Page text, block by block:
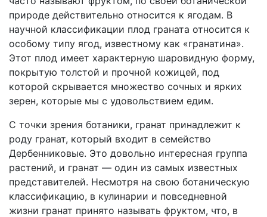
природе действительно относится к ягодам. В
научной классификации плод граната относится к
особому типу ягод, известному как «гранатина».
Этот плод имеет характерную шаровидную форму,
покрытую толстой и прочной кожицей, под
которой скрывается множество сочных и ярких
зерен, которые мы с удовольствием едим.
С точки зрения ботаники, гранат принадлежит к
роду гранат, который входит в семейство
Дербенниковые. Это довольно интересная группа
растений, и гранат — один из самых известных
представителей. Несмотря на свою ботаническую
классификацию, в кулинарии и повседневной
жизни гранат принято называть фруктом, что, в